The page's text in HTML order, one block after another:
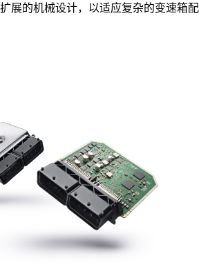
展的机械设计，以适应复杂的变速箱配